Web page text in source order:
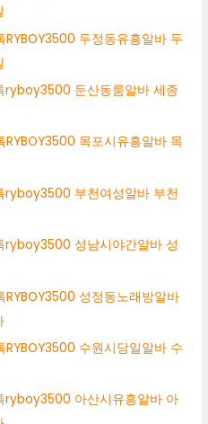
두정동유흥알바 두
ryboy3500 둔산동룸알바 세종
목포시유흥알바 목
ryboy3500 부천여성알바 부천
ryboy3500 성남시야간알바 성
성정동노래방알바
수원시당일알바 수
ryboy3500 아산시유흥알바 아